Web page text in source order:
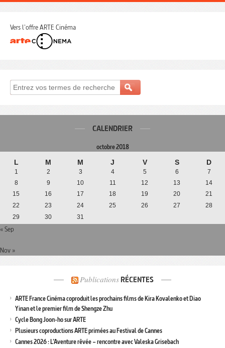
Vers l'offre ARTE Cinéma
CALENDRIER
octobre 2018
L M M J V S D
1 2 3 4 5 6
7
8
9 10 11 12 13
14
15
16 17 18 19 20
21
22
23 24 25 26 27
28
29
30 31
« Sep
Nov »
Publications RÉCENTES
ARTE France Cinéma coproduit les prochains films de Kira Kovalenko et Diao
Yinan et le premier film de Shengze Zhu
Cycle Bong Joon-ho sur ARTE
Plusieurs coproductions ARTE primées au Festival de Cannes
Cannes 2026 : L’Aventure rêvée – rencontre avec Valeska Grisebach